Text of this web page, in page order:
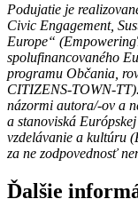
Podujatie je
Civic Engagement,
Europe“
spolufinancovaného
programu Občania,
CITIZENS-TOWN-
názormi autora/-ov a
a stanoviská
vzdelávanie a kultúru
za ne zodpovednosť
Ďalšie